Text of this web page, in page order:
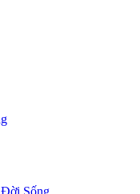
Sống